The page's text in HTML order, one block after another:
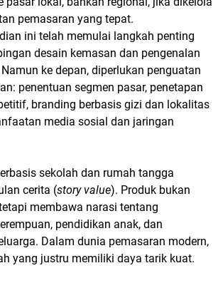
pemasaran yang tepat.
ini telah memulai langkah penting
desain kemasan dan pengenalan
ke depan, diperlukan penguatan
penentuan segmen pasar, penetapan
branding berbasis gizi dan lokalitas
media sosial dan jaringan
sekolah dan rumah tangga
cerita (story value). Produk bukan
membawa narasi tentang
pendidikan anak, dan
Dalam dunia pemasaran modern,
yang justru memiliki daya tarik kuat.